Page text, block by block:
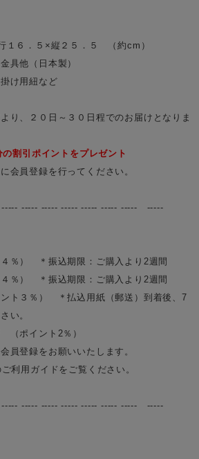
１６．５×縦２５．５ （約cm）
具他（日本製）
け用紐など
り、２０日～３０日程でのお届けとなりま
割引ポイントをプレゼント
会員登録を行ってください。
----- ----- ----- ----- ----- ----- -----
％） ＊振込期限：ご購入より2週間
％） ＊振込期限：ご購入より2週間
ト３％） ＊払込用紙（郵送）到着後、7
い。
（ポイント2％）
員登録をお願いいたします。
利用ガイドをご覧ください。
----- ----- ----- ----- ----- ----- -----